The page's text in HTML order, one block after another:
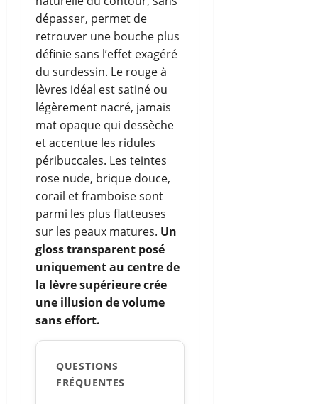
dépasser, permet de
retrouver une bouche plus
définie sans l’effet exagéré
du surdessin. Le rouge à
lèvres idéal est satiné ou
légèrement nacré, jamais
mat opaque qui dessèche
et accentue les ridules
péribuccales. Les teintes
rose nude, brique douce,
corail et framboise sont
parmi les plus flatteuses
sur les peaux matures. Un
gloss transparent posé
uniquement au centre de
la lèvre supérieure crée
une illusion de volume
sans effort.
QUESTIONS
FRÉQUENTES